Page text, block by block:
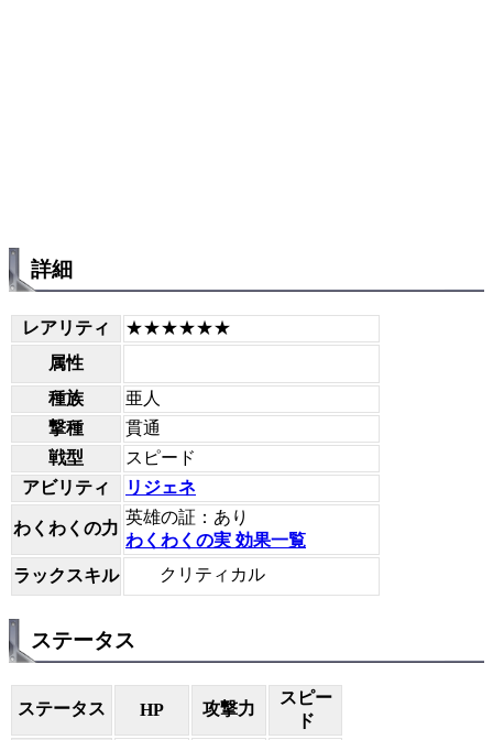
詳細
レアリティ
★★★★★★
属性
種族
亜人
撃種
貫通
戦型
スピード
アビリティ
リジェネ
わくわくの力
英雄の証：あり
わくわくの実 効果一覧
ラックスキル
クリティカル
ステータス
ステータス HP 攻撃力
スピー
ド